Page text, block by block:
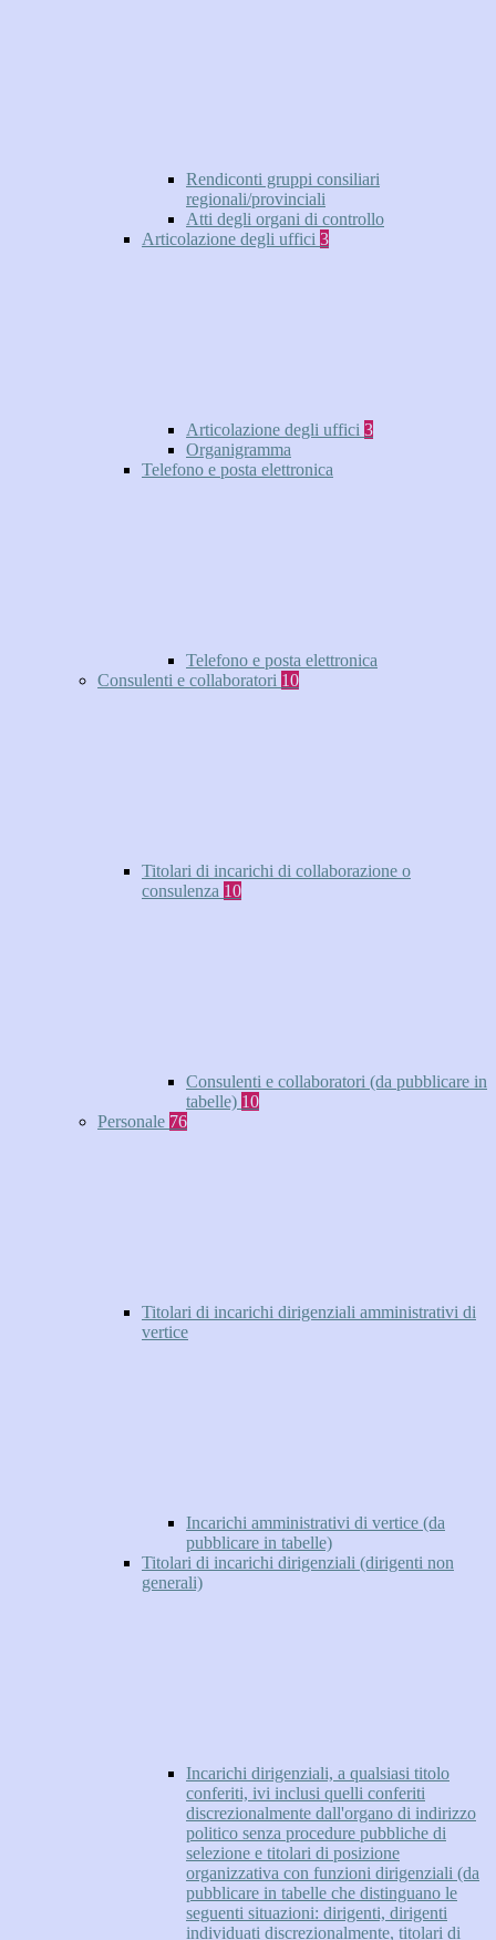
Rendiconti gruppi consiliari
regionali/provinciali
Atti degli organi di controllo
Articolazione degli uffici 3
Articolazione degli uffici 3
Organigramma
Telefono e posta elettronica
Telefono e posta elettronica
Consulenti e collaboratori 10
Titolari di incarichi di collaborazione o
consulenza 10
Consulenti e collaboratori (da pubblicare in
tabelle) 10
Personale 76
Titolari di incarichi dirigenziali amministrativi di
vertice
Incarichi amministrativi di vertice (da
pubblicare in tabelle)
Titolari di incarichi dirigenziali (dirigenti non
generali)
Incarichi dirigenziali, a qualsiasi titolo
conferiti, ivi inclusi quelli conferiti
discrezionalmente dall'organo di indirizzo
politico senza procedure pubbliche di
selezione e titolari di posizione
organizzativa con funzioni dirigenziali (da
pubblicare in tabelle che distinguano le
seguenti situazioni: dirigenti, dirigenti
individuati discrezionalmente, titolari di